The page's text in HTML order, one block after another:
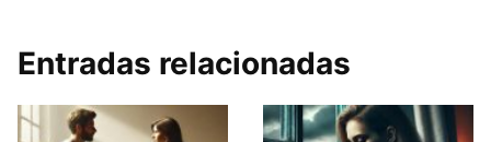
Entradas relacionadas